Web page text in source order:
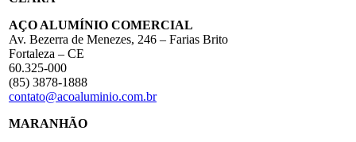
AÇO ALUMÍNIO COMERCIAL
Av. Bezerra de Menezes, 246 – Farias Brito
Fortaleza – CE
60.325-000
(85) 3878-1888
contato@acoaluminio.com.br
MARANHÃO